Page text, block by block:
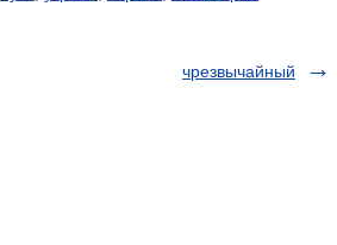
чрезвычайный